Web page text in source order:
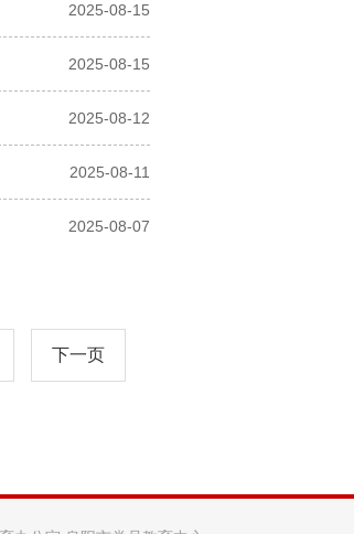
2025-08-15
2025-08-15
2025-08-12
2025-08-11
2025-08-07
下一页